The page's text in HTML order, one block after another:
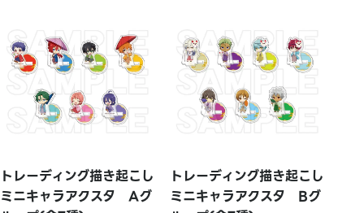
トレーディング描き起こし
ミニキャラアクスタ Aグ
トレーディング描き起こし
ミニキャラアクスタ Bグ